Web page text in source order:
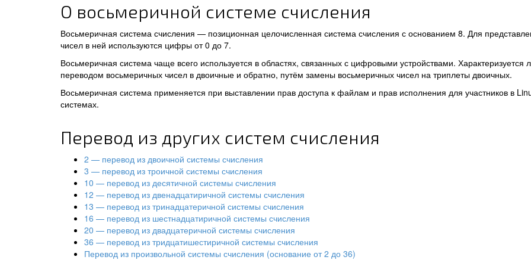
О восьмеричной системе счисления
Восьмеричная система счисления — позиционная целочисленная система счисления с основанием 8. Для
чисел в ней используются цифры от 0 до 7.
Восьмеричная система чаще всего используется в областях, связанных с цифровыми устройствами. Характеризуется
переводом восьмеричных чисел в двоичные и обратно, путём замены восьмеричных чисел на триплеты двоичных.
Восьмеричная система применяется при выставлении прав доступа к файлам и прав исполнения для участников в
системах.
Перевод из других систем счисления
2 — перевод из двоичной системы счисления
3 — перевод из троичной системы счисления
10 — перевод из десятичной системы счисления
12 — перевод из двенадцатиричной системы счисления
13 — перевод из тринадцатеричной системы счисления
16 — перевод из шестнадцатиричной системы счисления
20 — перевод из двадцатеричной системы счисления
36 — перевод из тридцатишестиричной системы счисления
Перевод из произвольной системы счисления (основание от 2 до 36)